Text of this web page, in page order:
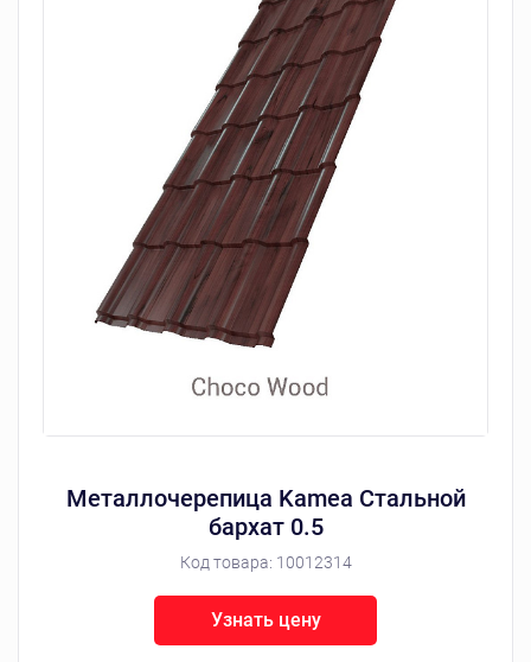
Металлочерепица Kamea Стальной
бархат 0.5
Код товара: 10012314
Узнать цену